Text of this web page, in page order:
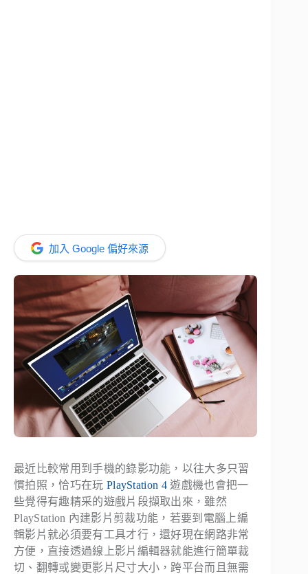
加入 Google 偏好來源
最近比較常用到手機的錄影功能，以往大多只習
慣拍照，恰巧在玩 PlayStation 4 遊戲機也會把一
些覺得有趣精采的遊戲片段擷取出來，雖然
PlayStation 內建影片剪裁功能，若要到電腦上編
輯影片就必須要有工具才行，還好現在網路非常
方便，直接透過線上影片編輯器就能進行簡單裁
切、翻轉或變更影片尺寸大小，跨平台而且無需